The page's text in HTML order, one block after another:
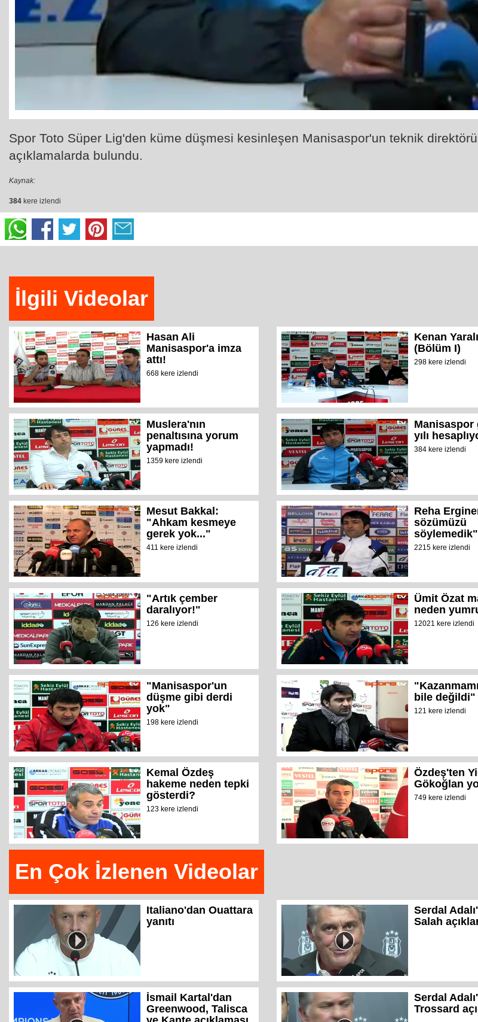
Spor Toto Süper Lig'den küme düşmesi kesinleşen Manisaspor'un teknik
açıklamalarda bulundu.
Kaynak:
384 kere izlendi
İlgili Videolar
Hasan Ali
Manisaspor'a imza
attı!
668 kere izlendi
Kenan
(Bölüm I)
298 kere izlendi
Muslera'nın
penaltısına yorum
yapmadı!
1359 kere izlendi
Manisaspor
yılı
384 kere izlendi
Mesut Bakkal:
"Ahkam kesmeye
gerek yok..."
411 kere izlendi
Reha
sözümüzü
söylemedik"
2215 kere izlendi
"Artık çember
daralıyor!"
126 kere izlendi
Ümit Özat
neden
12021 kere izlendi
"Manisaspor'un
düşme gibi derdi
yok"
198 kere izlendi
bile değildi"
121 kere izlendi
Kemal Özdeş
hakeme neden tepki
gösterdi?
123 kere izlendi
Özdeş'ten
Gökoğlan
749 kere izlendi
En Çok İzlenen Videolar
Italiano'dan Ouattara
yanıtı
Serdal
Salah
İsmail Kartal'dan
Greenwood, Talisca
Serdal
Trossard